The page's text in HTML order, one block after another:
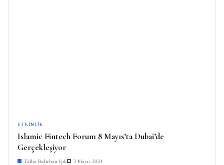
ETKINLIK
Islamic Fintech Forum 8 Mayıs’ta Dubai’de
Gerçekleşiyor
Talha Bedirhan Işık 3 Mayıs 2024